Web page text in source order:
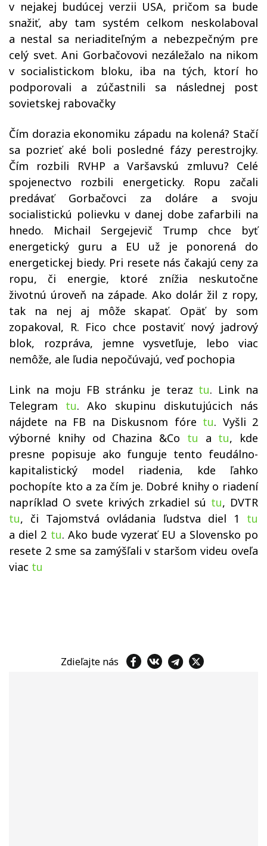
v nejakej budúcej verzii USA, pričom sa bude
snažiť, aby tam systém celkom neskolaboval
a nestal sa neriaditeľným a nebezpečným pre
celý svet. Ani Gorbačovovi nezáležalo na nikom
v socialistickom bloku, iba na tých, ktorí ho
podporovali a zúčastnili sa následnej post
sovietskej rabovačky
Čím dorazia ekonomiku západu na kolená? Stačí
sa pozrieť aké boli posledné fázy perestrojky.
Čím rozbili RVHP a Varšavskú zmluvu? Celé
spojenectvo rozbili energeticky. Ropu začali
predávať Gorbačovci za doláre a svoju
socialistickú polievku v danej dobe zafarbili na
hnedo. Michail Sergejevič Trump chce byť
energetický guru a EU už je ponorená do
energetickej biedy. Pri resete nás čakajú ceny za
ropu, či energie, ktoré znížia neskutočne
životnú úroveň na západe. Ako dolár žil z ropy,
tak na nej aj môže skapať. Opäť by som
zopakoval, R. Fico chce postaviť nový jadrový
blok, rozpráva, jemne vysvetľuje, lebo viac
nemôže, ale ľudia nepočúvajú, veď pochopia
Link na moju FB stránku je teraz tu. Link na
Telegram tu. Ako skupinu diskutujúcich nás
nájdete na FB na Diskusnom fóre tu. Vyšli 2
výborné knihy od Chazina &Co tu a tu, kde
presne popisuje ako funguje tento feudálno-
kapitalistický model riadenia, kde ľahko
pochopíte kto a za čím je. Dobré knihy o riadení
napríklad O svete krivých zrkadiel sú tu, DVTR
tu, či Tajomstvá ovládania ľudstva diel 1 tu
a diel 2 tu. Ako bude vyzerať EU a Slovensko po
resete 2 sme sa zamýšľali v staršom videu oveľa
viac tu
Zdieľajte nás